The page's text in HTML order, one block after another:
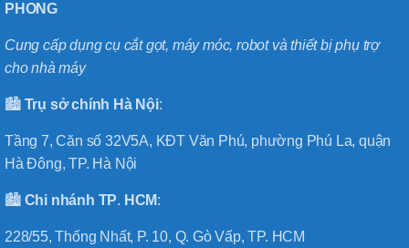
PHONG
Cung cấp dụng cụ cắt gọt, máy móc, robot và thiết bị phụ trợ
cho nhà máy
🏙️ Trụ sở chính Hà Nội:
Tầng 7, Căn số 32V5A, KĐT Văn Phú, phường Phú La, quận
Hà Đông, TP. Hà Nội
🏙️ Chi nhánh TP. HCM:
228/55, Thống Nhất, P. 10, Q. Gò Vấp, TP. HCM